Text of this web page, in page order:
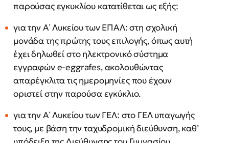
παρούσας εγκυκλίου κατατίθεται ως εξής:
για την Α΄ Λυκείου των ΕΠΑΛ: στη σχολική
μονάδα της πρώτης τους επιλογής, όπως αυτή
έχει δηλωθεί στο ηλεκτρονικό σύστημα
εγγραφών e-eggrafes, ακολουθώντας
απαρέγκλιτα τις ημερομηνίες που έχουν
οριστεί στην παρούσα εγκύκλιο.
για την Α΄ Λυκείου των ΓΕΛ: στο ΓΕΛ υπαγωγής
τους, με βάση την ταχυδρομική διεύθυνση, καθ’